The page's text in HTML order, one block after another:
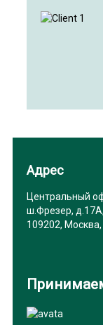
Адрес
Центральный
ш.Фрезер,
109202,